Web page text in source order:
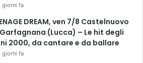
giorni fa
DREAM, ven 7/8 Castelnuovo
(Lucca) – Le hit degli
2000, da cantare e da ballare
giorni fa